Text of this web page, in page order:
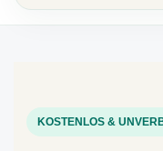
KOSTENLOS &